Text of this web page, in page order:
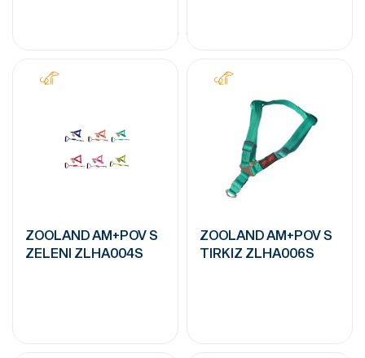
ZOOLAND AM+POV S
ZELENI ZLHA004S
ZOOLAND AM+POV S
TIRKIZ ZLHA006S